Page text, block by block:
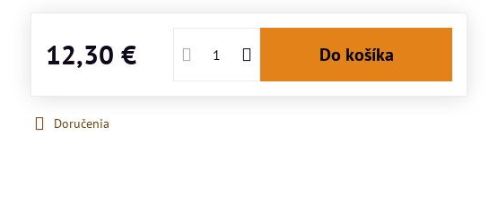
12,30 € Do košíka
Doručenia